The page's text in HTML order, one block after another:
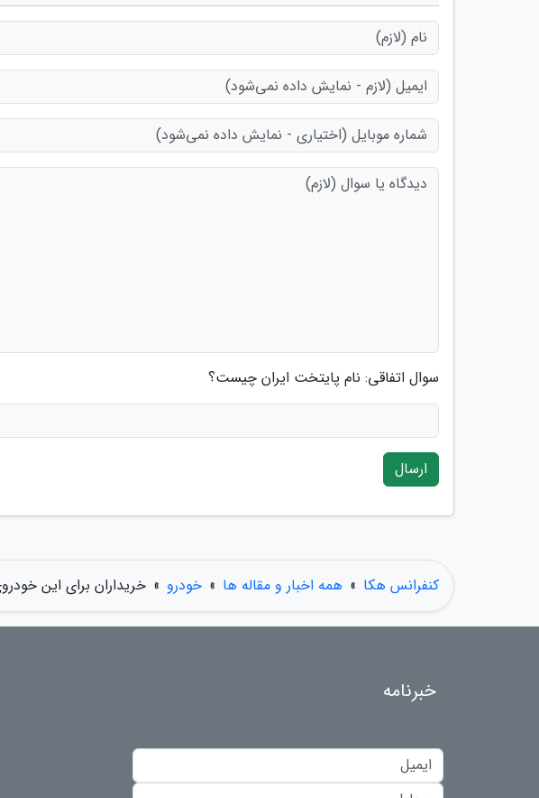
سوال اتفاقی: نام پایتخت ایران چیست؟
ارسال
کنفرانس هکا » همه اخبار و مقاله ها » خودرو » خریداران برای این
خبرنامه